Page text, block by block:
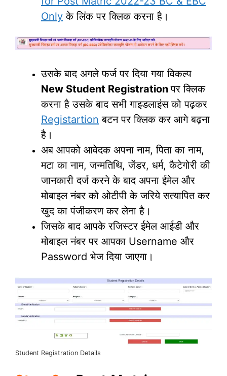
Only के लिंक पर क्लिक करना है।
उसके बाद अगले फर्ज पर दिया गया विकल्प
New Student Registrationपर क्लिक
करना है उसके बाद सभी गाइडलाइंस को पढ़कर
Registartion बटन पर क्लिक कर आगे बढ़ना
है।
अब आपको आवेदक अपना नाम, पिता का नाम,
मटा का नाम, जन्मतिथि, जेंडर, धर्म, कैटेगोरी की
जानकारी दर्ज करने के बाद अपना ईमेल और
मोबाइल नंबर को ओटीपी के जरिये सत्यापित कर
खुद का पंजीकरण कर लेना है।
जिसके बाद आपके रजिस्टर ईमेल आईडी और
मोबाइल नंबर पर आपका Username और
Password भेज दिया जाएगा।
Student Registration Details